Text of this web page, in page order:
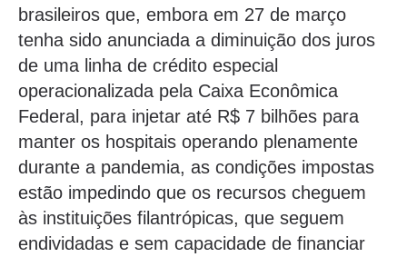
brasileiros que, embora em 27 de março
tenha sido anunciada a diminuição dos juros
de uma linha de crédito especial
operacionalizada pela Caixa Econômica
Federal, para injetar até R$ 7 bilhões para
manter os hospitais operando plenamente
durante a pandemia, as condições impostas
estão impedindo que os recursos cheguem
às instituições filantrópicas, que seguem
endividadas e sem capacidade de financiar